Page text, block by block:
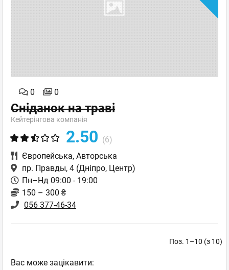
0 0
Сніданок на траві
Кейтерінгова компанія
2.50 (6)
Європейська, Авторська
пр. Правды, 4 (Дніпро, Центр)
Пн–Нд 09:00 - 19:00
150 – 300 ₴
056 377-46-34
Поз. 1–10 (з 10)
Вас може зацікавити: